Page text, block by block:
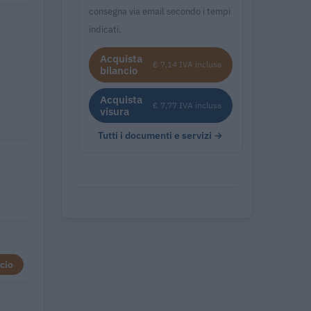
consegna via email secondo i tempi
indicati.
Acquista
bilancio
€ 7,14 IVA inclusa
Acquista
visura
€ 7,77 IVA inclusa
Tutti i documenti e servizi →